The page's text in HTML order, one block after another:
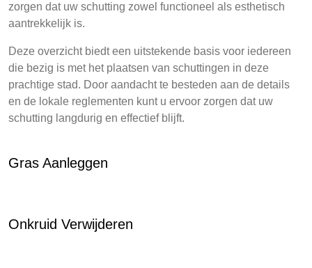
zorgen dat uw schutting zowel functioneel als esthetisch
aantrekkelijk is.
Deze overzicht biedt een uitstekende basis voor iedereen
die bezig is met het plaatsen van schuttingen in deze
prachtige stad. Door aandacht te besteden aan de details
en de lokale reglementen kunt u ervoor zorgen dat uw
schutting langdurig en effectief blijft.
Gras Aanleggen
Onkruid Verwijderen